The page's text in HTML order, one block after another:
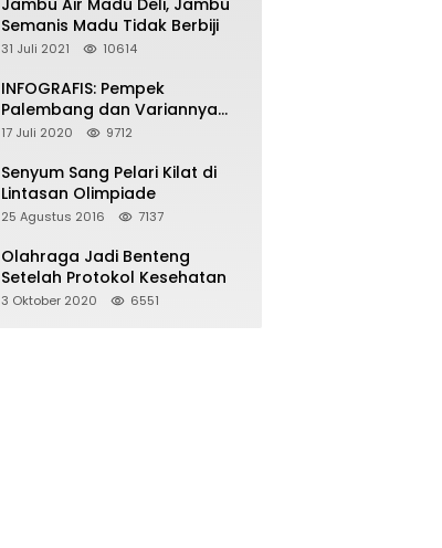
Jambu Air Madu Deli, Jambu
Semanis Madu Tidak Berbiji
31 Juli 2021 10614
INFOGRAFIS: Pempek
Palembang dan Variannya
yang Melegenda
17 Juli 2020 9712
Senyum Sang Pelari Kilat di
Lintasan Olimpiade
25 Agustus 2016 7137
Olahraga Jadi Benteng
Setelah Protokol Kesehatan
3 Oktober 2020 6551